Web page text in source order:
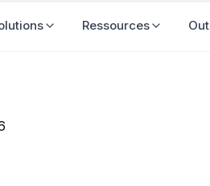
Solutions Ressources